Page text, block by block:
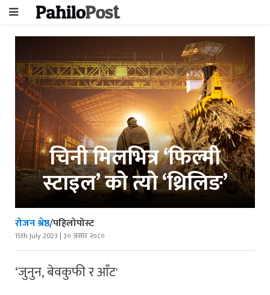
चिनी मिलभित्र ‘फिल्मी
स्टाइल’ को त्यो ‘थ्रिलिङ’
रोजन श्रेष्ठ/पहिलोपोस्ट
15th July 2023 | ३० असार २०८०
‘जुनुन, बेवकुफी र आँट'